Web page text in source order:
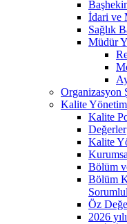
İdari ve
Sağlık
Müdür
Organizasyon
Kalite
Kalite
Değerler
Kalite
Bölüm
Bölüm
Öz
2026